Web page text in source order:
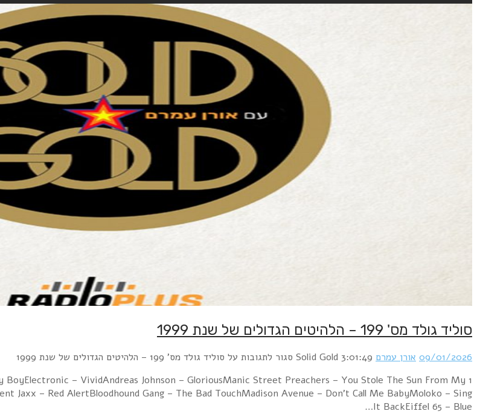
סוליד גולד מס' 199 – הלהיטים הגדולים של שנת 1999
09/01/2026 אורן עמרם Solid Gold 3:01:49 סגור לתגובות על סוליד גולד מס' 199 – הלהיטים הגדולים של שנת 1999
BoyElectronic – VividAndreas Johnson – GloriousManic Street Preachers – You Stole The Sun From My
Jaxx – Red AlertBloodhound Gang – The Bad TouchMadison Avenue – Don’t Call Me BabyMoloko – Sing
It BackEiffel 65 – Blue…